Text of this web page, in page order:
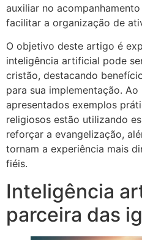
auxiliar no
facilitar a organização de
O objetivo deste artigo é
inteligência artificial pode
cristão, destacando
para sua implementação.
apresentados exemplos
religiosos estão utilizando
reforçar a evangelização,
tornam a experiência mais
fiéis.
Inteligência
parceira das